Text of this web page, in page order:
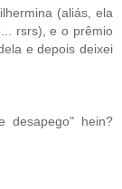
(aliás, ela
rsrs), e o prêmio
e depois deixei
desapego" hein?